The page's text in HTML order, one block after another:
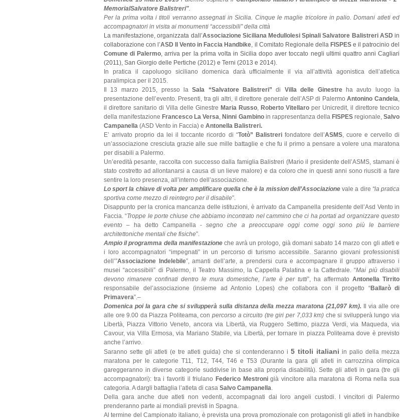
a
c
e
t
e
i
a
r
0
,
c
MemorialSalvatore Balistreri".
Per la prima volta i titoli verranno assegnati in Sicilia. Cinque le maglie tricolore in palio. Domani atleti ed
accompagnatori in visita ai monumenti “accessibili” della città
La manifestazione, organizzata dall’Associazione Siciliana Medullolesi Spinali Salvatore Balistreri ASD in
collaborazione con l’ASD Il Vento in Faccia Handbike, il Comitato Regionale della FISPESe il patrocinio del
Comune di Palermo, arriva per la prima volta in Sicilia dopo aver toccato negli ultimi quattro anni Cagliari
(2011), San Giorgio delle Pertiche (2012) e Terni (2013 e 2014).
In pratica il capoluogo siciliano domenica darà ufficialmente il via all’attività agonistica dell’atletica
paralimpica per il 2015.
Il 13 marzo 2015, presso laSala “Salvatore Balistreri” di Villa delle Ginestreha avuto luogo la
presentazione dell’evento. Presenti, tra gli altri, il direttore generale dell’ASP di PalermoAntonino Candela,
il direttore sanitario di Villa delle Ginestre Maria Russo, Roberto Vitellaro per Unicredit, il direttore tecnico
della manifestazione Francesco La Versa, Ninni Gambinoin rappresentanza della FISPESregionale,Salvo
Campanella (ASD Vento in Faccia) e Antonella Balistreri.
E’ arrivato proprio da lei il toccante ricordo di “Totò” Balistreri fondatore dell’ASMS, cuore e cervello di
un’associazione cresciuta grazie alle sue mille battaglie e che fu il primo a pensare a volere una maratona
per disabili a Palermo.
Un’eredità pesante, raccolta con successo dalla famiglia Balistreri (Mario il presidente dell’ASMS, stamani è
stato costretto ad allontanarsi a causa di un lieve malore) e da coloro che in questi anni sono riusciti a fare
sentire la loro presenza, all’interno dell’associazione.
Lo sport la chiave di volta per amplificare quella che è la mission dell’Associazionevale a dire “la pratica
sportiva come mezzo di reintegro per il disabile”.
Disappunto per la cronica mancanza delle istituzioni, è arrivato da Campanella presidente dell’Asd Vento in
Faccia. “Troppe le porte chiuse che abbiamo incontrato nel cammino che ci ha portati ad organizzare questo
evento – ha detto Campanella - segno che a preoccupare oggi come oggi sono più le barriere
architettoniche mentali che fisiche”.
Ampio il programma della manifestazioneche avrà un prologo, già domani sabato 14 marzo con gli atleti e
i loro accompagnatori “impegnati” in un percorso di turismo accessibile. Saranno giovani professionisti
dell’”Associazione Indelebile”, amanti dell’arte, a prendersi cura e accompagnare il gruppo attraverso i
musei “accessibili” di Palermo, il Teatro Massimo, la Cappella Palatina e la Cattedrale. “Mai più disabili
devono rimanere confinati dentro le mura domestiche, l’arte è per tutti”, ha affermato Antonella Tirrito
responsabile del’associazione (insieme ad Antonio Lopes) che collabora con il progetto “Ballarò di
Primavera”.–
Domenica poi la gara che si svilupperà sulla distanza della mezza maratona (21,097 km).
Il via alle ore
alle ore 9.00 da Piazza Politeama, conpercorso a circuito (tre giri per 7,033 km) che si svilupperà lungo via
Libertà, Piazza Vittorio Veneto, ancora via Libertà, via Ruggero Settimo, piazza Verdi, via Maqueda, via
Cavour, via Villa Ermosa, via Mariano Stabile, via Libertà, per tornare in piazza Politeama dove è previsto
anche l’arrivo.
Saranno sette gli atleti (e tre atleti guida) che si contenderanno i 5 titoli italiani in palio della mezza
maratona per le categorie T11, T12, T44, T46 e T53 (Durante la gara gli atleti in carrozzina olimpica
gareggeranno in diverse categorie suddivise in base alla propria disabilità). Sette gli atleti in gara (tre gli
accompagnatori): tra i favoriti il friulano Federico Mestronigià vincitore alla maratona di Roma nella sua
categoria. A dargli battaglia l’atleta di casa Salvo Campanella.
Della gara anche due atleti non vedenti, accompagnati dai loro angeli custodi. I vincitori di Palermo
prenderanno parte ai mondiali previsti in Spagna.
Al termine del Campionato italiano, è prevista una prova promozionale con protagonisti gli atleti in handbike